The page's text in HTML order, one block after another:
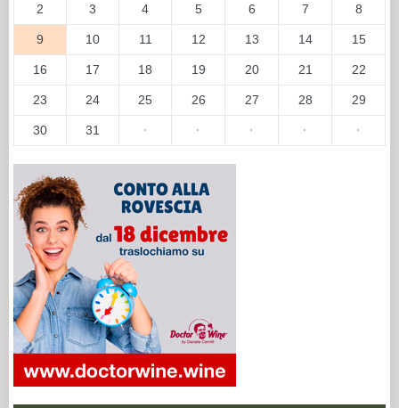
2 3 4 5 6 7 8
9 10 11 12 13 14 15
16 17 18 19 20 21 22
23 24 25 26 27 28 29
30 31 · · · · ·